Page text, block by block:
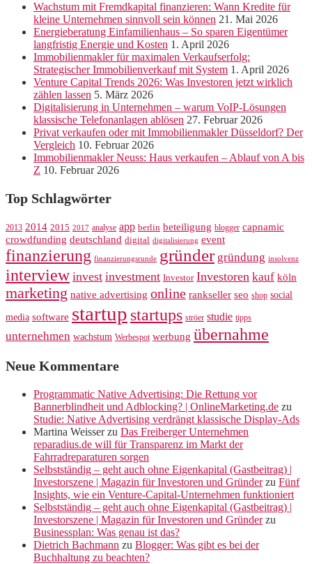
Wachstum mit Fremdkapital finanzieren: Wann Kredite für
kleine Unternehmen sinnvoll sein können 21. Mai 2026
Energieberatung Einfamilienhaus – So sparen Eigentümer
langfristig Energie und Kosten 1. April 2026
Immobilienmakler für maximalen Verkaufserfolg:
Strategischer Immobilienverkauf mit System 1. April 2026
Venture Capital Trends 2026: Was Investoren jetzt wirklich
zählen lassen 5. März 2026
Digitalisierung in Unternehmen – warum VoIP-Lösungen
klassische Telefonanlagen ablösen 27. Februar 2026
Privat verkaufen oder mit Immobilienmakler Düsseldorf? Der
Vergleich 10. Februar 2026
Immobilienmakler Neuss: Haus verkaufen – Ablauf von A bis
Z 10. Februar 2026
Top Schlagwörter
2013 2014 2015 2017 analyse app berlin beteiligung blogger capnamic
crowdfunding deutschland digital digitalisierung event
finanzierung finanzierungsrunde gründer gründung insolvenz
interview invest investment Investor Investoren kauf köln
marketing native advertising online rankseller seo shop social
media software startup startups ströer studie tipps
unternehmen wachstum Werbespot werbung übernahme
Neue Kommentare
Programmatic Native Advertising: Die Rettung vor
Bannerblindheit und Adblocking? | OnlineMarketing.de zu
Studie: Native Advertising verdrängt klassische Display-Ads
Martina Weisserzu Das Freiberger Unternehmen
reparadius.de will für Transparenz im Markt der
Fahrradreparaturen sorgen
Selbstständig – geht auch ohne Eigenkapital (Gastbeitrag) |
Investorszene | Magazin für Investoren und Gründerzu Fünf
Insights, wie ein Venture-Capital-Unternehmen funktioniert
Selbstständig – geht auch ohne Eigenkapital (Gastbeitrag) |
Investorszene | Magazin für Investoren und Gründerzu
Businessplan: Was genau ist das?
Dietrich Bachmann zu Blogger: Was gibt es bei der
Buchhaltung zu beachten?